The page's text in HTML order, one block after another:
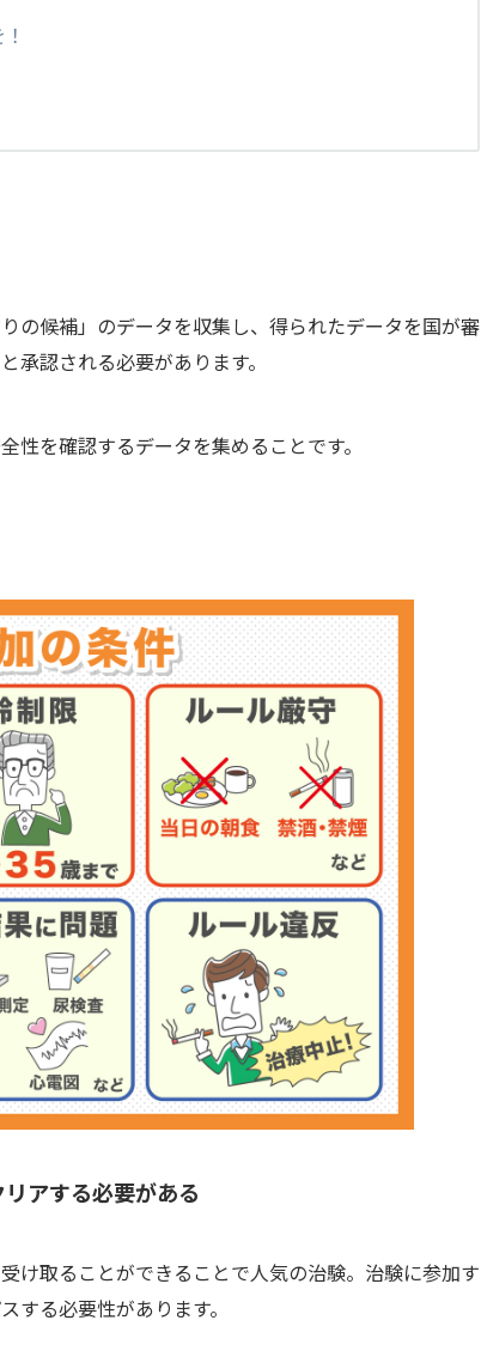
の候補」のデータを収集し、得られたデータを国が審
承認される必要があります。
性を確認するデータを集めることです。
アする必要がある
け取ることができることで人気の治験。治験に参加す
する必要性があります。